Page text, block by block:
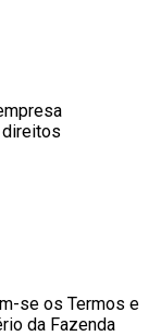
se os Termos e
da Fazenda